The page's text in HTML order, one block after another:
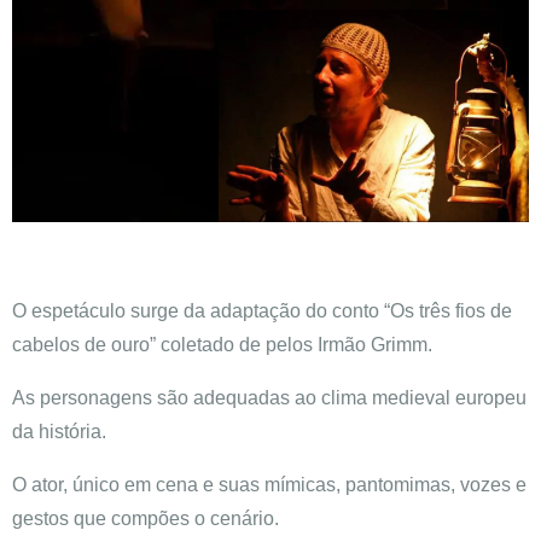
O espetáculo surge da adaptação do conto “Os três fios de
cabelos de ouro” coletado de pelos Irmão Grimm.
As personagens são adequadas ao clima medieval europeu
da história.
O ator, único em cena e suas mímicas, pantomimas, vozes e
gestos que compões o cenário.